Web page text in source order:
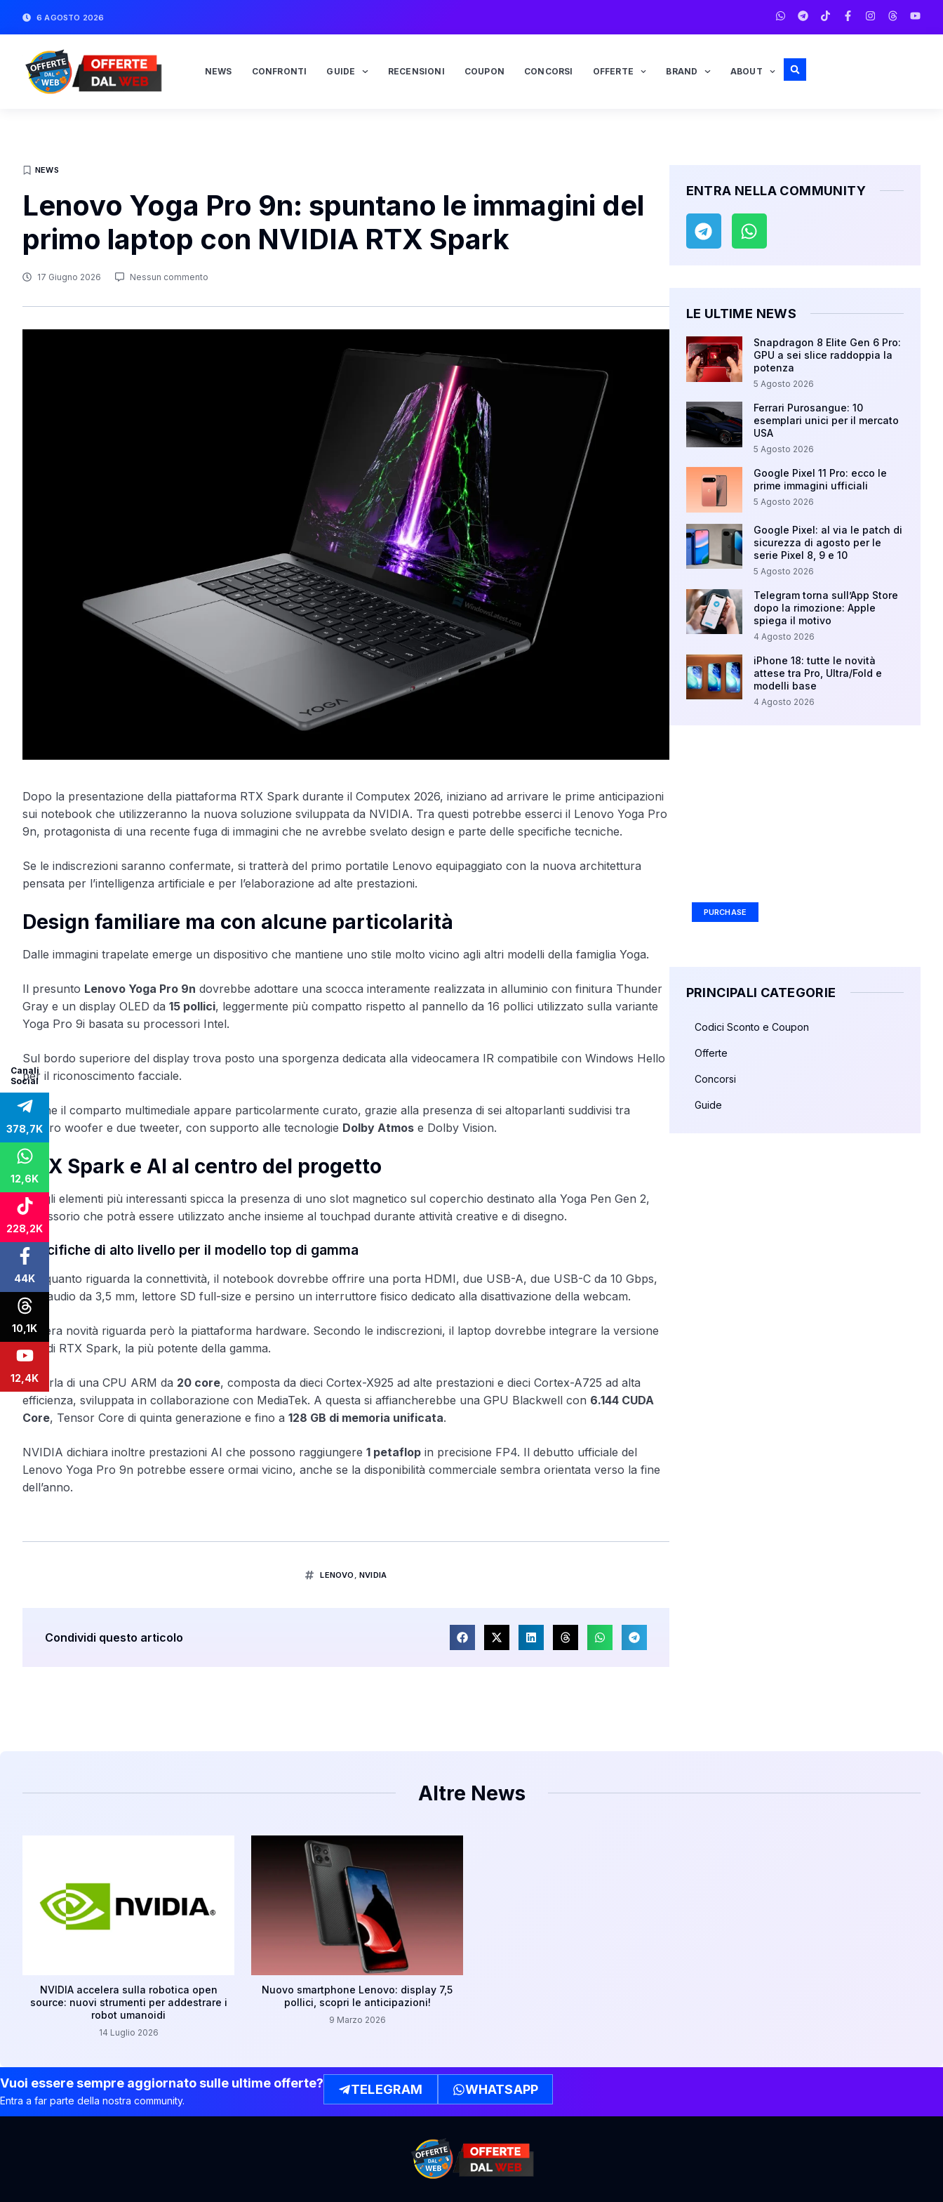
6 AGOSTO 2026
NEWS CONFRONTI GUIDE RECENSIONI COUPON CONCORSI OFFERTE BRAND ABOUT
Canali
Social
378,7K
12,6K
228,2K
44K
10,1K
12,4K
NEWS
Lenovo Yoga Pro 9n: spuntano le immagini del
primo laptop con NVIDIA RTX Spark
17 Giugno 2026 Nessun commento
Dopo la presentazione della piattaforma RTX Spark durante il Computex 2026, iniziano ad arrivare le prime anticipazioni
sui notebook che utilizzeranno la nuova soluzione sviluppata da NVIDIA. Tra questi potrebbe esserci il Lenovo Yoga Pro
9n, protagonista di una recente fuga di immagini che ne avrebbe svelato design e parte delle specifiche tecniche.
Se le indiscrezioni saranno confermate, si tratterà del primo portatile Lenovo equipaggiato con la nuova architettura
pensata per l’intelligenza artificiale e per l’elaborazione ad alte prestazioni.
Design familiare ma con alcune particolarità
Dalle immagini trapelate emerge un dispositivo che mantiene uno stile molto vicino agli altri modelli della famiglia Yoga.
Il presunto Lenovo Yoga Pro 9n dovrebbe adottare una scocca interamente realizzata in alluminio con finitura Thunder
Gray e un display OLED da 15 pollici, leggermente più compatto rispetto al pannello da 16 pollici utilizzato sulla variante
Yoga Pro 9i basata su processori Intel.
Sul bordo superiore del display trova posto una sporgenza dedicata alla videocamera IR compatibile con Windows Hello
per il riconoscimento facciale.
Anche il comparto multimediale appare particolarmente curato, grazie alla presenza di sei altoparlanti suddivisi tra
quattro woofer e due tweeter, con supporto alle tecnologie Dolby Atmos e Dolby Vision.
RTX Spark e AI al centro del progetto
Tra gli elementi più interessanti spicca la presenza di uno slot magnetico sul coperchio destinato alla Yoga Pen Gen 2,
accessorio che potrà essere utilizzato anche insieme al touchpad durante attività creative e di disegno.
Specifiche di alto livello per il modello top di gamma
Per quanto riguarda la connettività, il notebook dovrebbe offrire una porta HDMI, due USB-A, due USB-C da 10 Gbps,
jack audio da 3,5 mm, lettore SD full-size e persino un interruttore fisico dedicato alla disattivazione della webcam.
La vera novità riguarda però la piattaforma hardware. Secondo le indiscrezioni, il laptop dovrebbe integrare la versione
N1X
di RTX Spark, la più potente della gamma.
Si parla di una CPU ARM da 20 core, composta da dieci Cortex-X925 ad alte prestazioni e dieci Cortex-A725 ad alta
efficienza, sviluppata in collaborazione con MediaTek. A questa si affiancherebbe una GPU Blackwell con 6.144 CUDA
Core, Tensor Core di quinta generazione e fino a 128 GB di memoria unificata.
NVIDIA dichiara inoltre prestazioni AI che possono raggiungere 1 petaflop in precisione FP4. Il debutto ufficiale del
Lenovo Yoga Pro 9n potrebbe essere ormai vicino, anche se la disponibilità commerciale sembra orientata verso la fine
dell’anno.
LENOVO , NVIDIA
Condividi questo articolo
ENTRA NELLA COMMUNITY
LE ULTIME NEWS
Snapdragon 8 Elite Gen 6 Pro:
GPU a sei slice raddoppia la
potenza
5 Agosto 2026
Ferrari Purosangue: 10
esemplari unici per il mercato
USA
5 Agosto 2026
Google Pixel 11 Pro: ecco le
prime immagini ufficiali
5 Agosto 2026
Google Pixel: al via le patch di
sicurezza di agosto per le
serie Pixel 8, 9 e 10
5 Agosto 2026
Telegram torna sull’App Store
dopo la rimozione: Apple
spiega il motivo
4 Agosto 2026
iPhone 18: tutte le novità
attese tra Pro, Ultra/Fold e
modelli base
4 Agosto 2026
PURCHASE
PRINCIPALI CATEGORIE
Codici Sconto e Coupon
Offerte
Concorsi
Guide
Altre News
NVIDIA accelera sulla robotica open
source: nuovi strumenti per addestrare i
robot umanoidi
14 Luglio 2026
Nuovo smartphone Lenovo: display 7,5
pollici, scopri le anticipazioni!
9 Marzo 2026
Vuoi essere sempre aggiornato sulle ultime offerte?
Entra a far parte della nostra community.
TELEGRAM WHATSAPP